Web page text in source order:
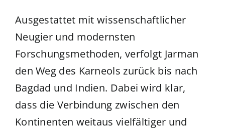
Ausgestattet mit wissenschaftlicher
Neugier und modernsten
Forschungsmethoden, verfolgt Jarman
den Weg des Karneols zurück bis nach
Bagdad und Indien. Dabei wird klar,
dass die Verbindung zwischen den
Kontinenten weitaus vielfältiger und